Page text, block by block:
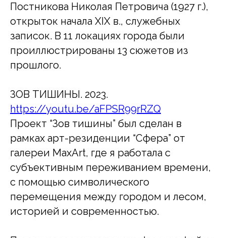
Постникова Николая Петровича (1927 г.),
открыток начала XIX в., служебных
записок. В 11 локациях города были
проиллюстрированы 13 сюжетов из
прошлого.
ЗОВ ТИШИНЫ. 2023.
https://youtu.be/aFPSR99rRZQ
Проект “Зов тишины” был сделан в
рамках арт-резиденции “Сфера” от
галереи MaxArt, где я работала с
субъективным переживанием времени,
с помощью символического
перемещения между городом и лесом,
историей и современностью.